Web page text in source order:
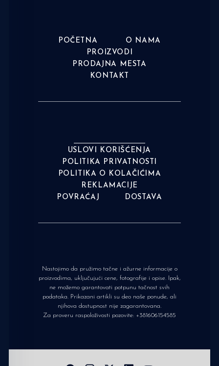
POČETNA
O NAMA
PROIZVODI
PRODAJNA MESTA
KONTAKT
USLOVI KORIŠĆENJA
POLITIKA PRIVATNOSTI
POLITIKA O KOLAČIĆIMA
REKLAMACIJE
POVRAĆAJ
DOSTAVA
Nastojimo da pružimo tačne i ažurne informacije o
proizvodima, uključujući cene, fotografije i opise. Ipak,
ne možemo garantovati potpunu tačnost svih
podataka. Prikazani artikli su deo naše ponude, ali
njihova dostupnost nije zagarantovana.
Za proveru raspoloživosti pozovite: +381606154585